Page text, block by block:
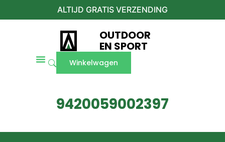
ALTIJD GRATIS VERZENDING
OUTDOOR
EN SPORT
Winkelwagen
9420059002397